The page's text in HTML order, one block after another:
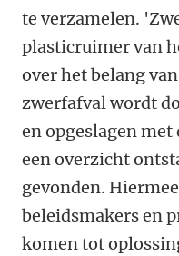
te verzamelen.
plasticruimer van
over het belang
zwerfafval wordt
en opgeslagen
een overzicht
gevonden.
beleidsmakers en
komen tot